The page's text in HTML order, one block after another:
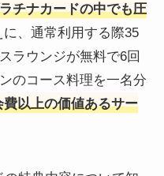
チナカードの中でも圧
、通常利用する際35
ラウンジが無料で6回
のコース料理を一名分
費以上の価値あるサー